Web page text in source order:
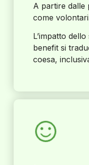
A partire dalle
come
L’impatto
benefit si
coesa,